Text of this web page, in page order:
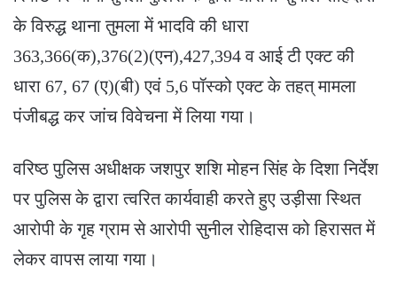
के विरुद्ध थाना तुमला में भादवि की धारा
363,366(क),376(2)(एन),427,394 व आई टी एक्ट की
धारा 67, 67 (ए)(बी) एवं 5,6 पॉस्को एक्ट के तहत् मामला
पंजीबद्ध कर जांच विवेचना में लिया गया।
वरिष्ठ पुलिस अधीक्षक जशपुर शशि मोहन सिंह के दिशा निर्देश
पर पुलिस के द्वारा त्वरित कार्यवाही करते हुए उड़ीसा स्थित
आरोपी के गृह ग्राम से आरोपी सुनील रोहिदास को हिरासत में
लेकर वापस लाया गया।